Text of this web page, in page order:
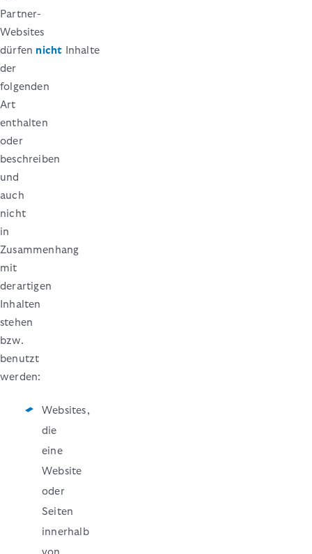
Partner-
Websites
dürfen nicht Inhalte
der
folgenden
Art
enthalten
oder
beschreiben
und
auch
nicht
in
Zusammenhang
mit
derartigen
Inhalten
stehen
bzw.
benutzt
werden:
Websites,
die
eine
Website
oder
Seiten
innerhalb